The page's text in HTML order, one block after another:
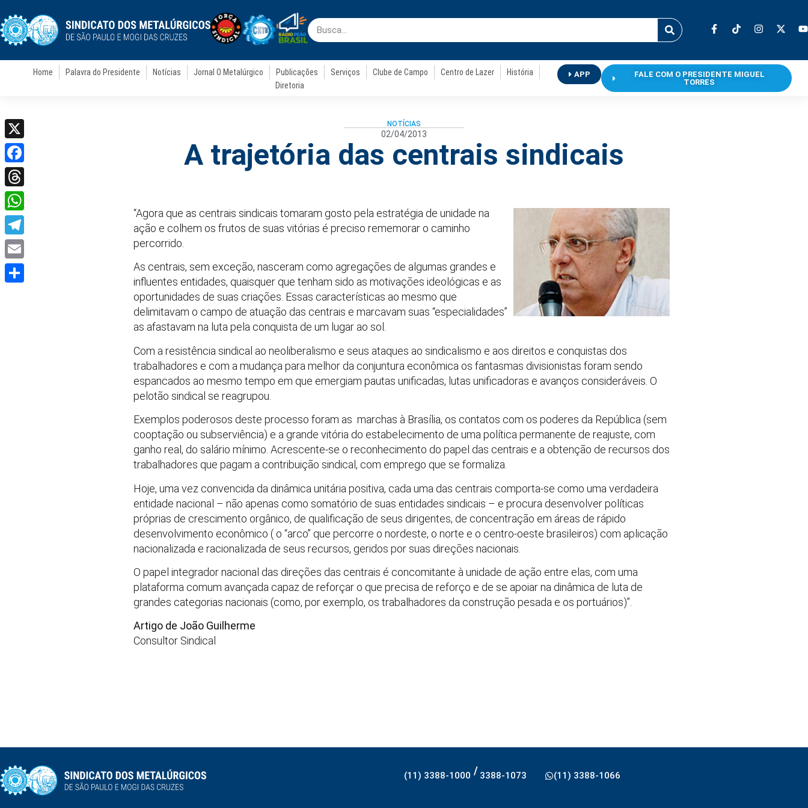
Home Palavra do Presidente Notícias Jornal O Metalúrgico Publicações Serviços Clube de Campo Centro de Lazer
História
Diretoria
APP
FALE COM O PRESIDENTE MIGUEL
TORRES
NOTÍCIAS
02/04/2013
A trajetória das centrais sindicais
“Agora que as centrais sindicais tomaram gosto pela estratégia de unidade na
ação e colhem os frutos de suas vitórias é preciso rememorar o caminho
percorrido.
As centrais, sem exceção, nasceram como agregações de algumas grandes e
influentes entidades, quaisquer que tenham sido as motivações ideológicas e as
oportunidades de suas criações. Essas características ao mesmo que
delimitavam o campo de atuação das centrais e marcavam suas “especialidades”
as afastavam na luta pela conquista de um lugar ao sol.
Com a resistência sindical ao neoliberalismo e seus ataques ao sindicalismo e aos direitos e conquistas dos
trabalhadores e com a mudança para melhor da conjuntura econômica os fantasmas divisionistas foram sendo
espancados ao mesmo tempo em que emergiam pautas unificadas, lutas unificadoras e avanços consideráveis. O
pelotão sindical se reagrupou.
Exemplos poderosos deste processo foram as marchas à Brasília, os contatos com os poderes da República (sem
cooptação ou subserviência) e a grande vitória do estabelecimento de uma política permanente de reajuste, com
ganho real, do salário mínimo. Acrescente-se o reconhecimento do papel das centrais e a obtenção de recursos dos
trabalhadores que pagam a contribuição sindical, com emprego que se formaliza.
Hoje, uma vez convencida da dinâmica unitária positiva, cada uma das centrais comporta-se como uma verdadeira
entidade nacional – não apenas como somatório de suas entidades sindicais – e procura desenvolver políticas
próprias de crescimento orgânico, de qualificação de seus dirigentes, de concentração em áreas de rápido
desenvolvimento econômico ( o “arco” que percorre o nordeste, o norte e o centro-oeste brasileiros) com aplicação
nacionalizada e racionalizada de seus recursos, geridos por suas direções nacionais.
O papel integrador nacional das direções das centrais é concomitante à unidade de ação entre elas, com uma
plataforma comum avançada capaz de reforçar o que precisa de reforço e de se apoiar na dinâmica de luta de
grandes categorias nacionais (como, por exemplo, os trabalhadores da construção pesada e os portuários)”.
Artigo de João Guilherme
Consultor Sindical
(11) 3388-1000 / 3388-1073 (11) 3388-1066
X
Facebook
Threads
WhatsApp
Telegram
Email